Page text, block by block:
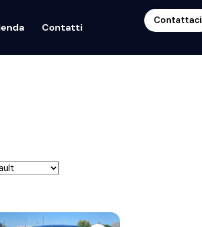
Contatti
Contattaci